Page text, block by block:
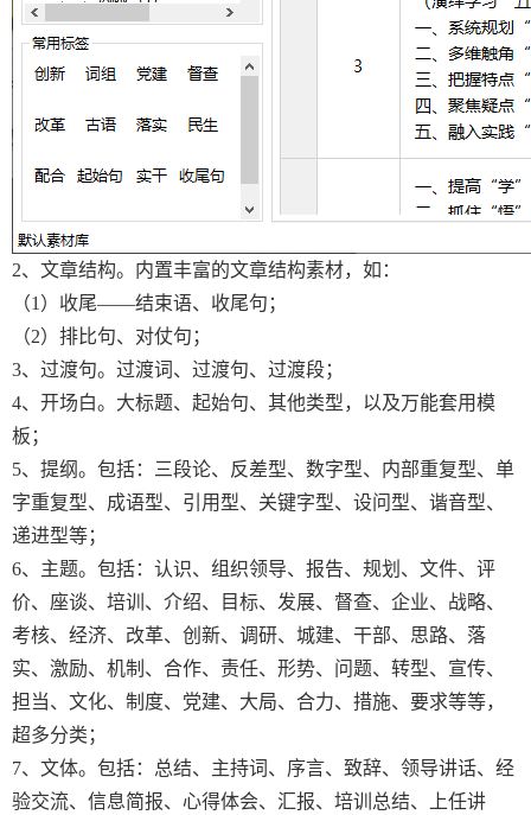
2、文章结构。内置丰富的文章结构素材，如：
（1）收尾——结束语、收尾句；
（2）排比句、对仗句；
3、过渡句。过渡词、过渡句、过渡段；
4、开场白。大标题、起始句、其他类型，以及万能套用模
板；
5、提纲。包括：三段论、反差型、数字型、内部重复型、单
字重复型、成语型、引用型、关键字型、设问型、谐音型、
递进型等；
6、主题。包括：认识、组织领导、报告、规划、文件、评
价、座谈、培训、介绍、目标、发展、督查、企业、战略、
考核、经济、改革、创新、调研、城建、干部、思路、落
实、激励、机制、合作、责任、形势、问题、转型、宣传、
担当、文化、制度、党建、大局、合力、措施、要求等等，
超多分类；
7、文体。包括：总结、主持词、序言、致辞、领导讲话、经
验交流、信息简报、心得体会、汇报、培训总结、上任讲